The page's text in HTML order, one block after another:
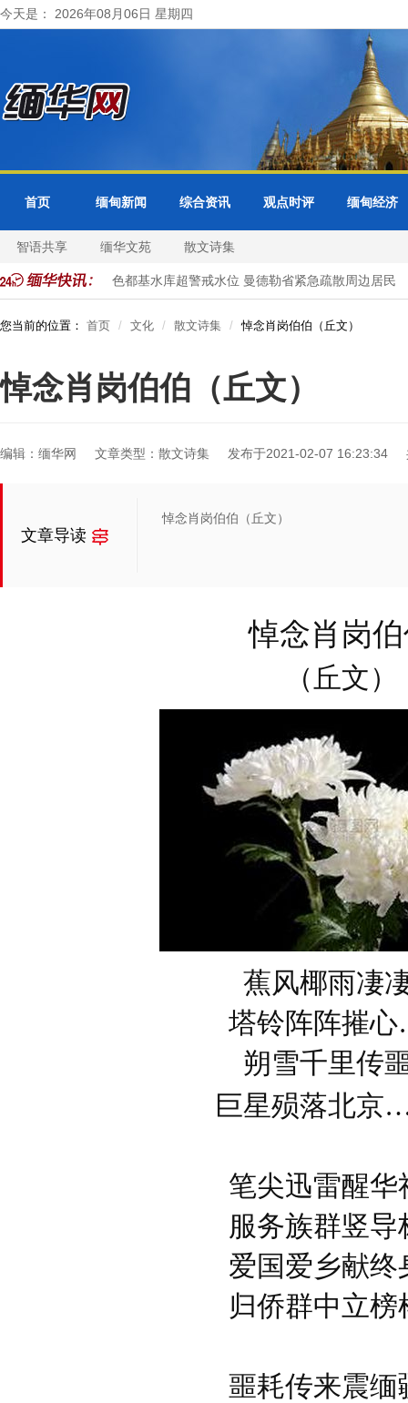
今天是： 2026年08月06日 星期四
首页 缅甸新闻 综合资讯 观点时评 缅甸经济
智语共享 缅华文苑 散文诗集
正式访问 色都基水库超警戒水位 曼德勒省紧急疏散周边居民
您当前的位置： 首页 文化 散文诗集 悼念肖岗伯伯（丘文）
悼念肖岗伯伯（丘文）
编辑：缅华网 文章类型：散文诗集 发布于2021-02-07 16:23:34
文章导读
悼念肖岗伯伯（丘文）
悼念肖岗
（丘文）
蕉风椰雨凄
塔铃阵阵摧
朔雪千里传
巨星殒落北
笔尖迅雷醒华
服务族群竖导
爱国爱乡献终
归侨群中立榜
噩耗传来震缅